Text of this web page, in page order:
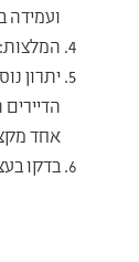
ועמידה
יתרון
אחד
בדקו